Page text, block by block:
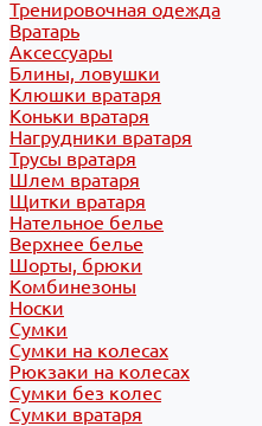
Тренировочная одежда
Вратарь
Аксессуары
Блины, ловушки
Клюшки вратаря
Коньки вратаря
Нагрудники вратаря
Трусы вратаря
Шлем вратаря
Щитки вратаря
Нательное белье
Верхнее белье
Шорты, брюки
Комбинезоны
Носки
Сумки
Сумки на колесах
Рюкзаки на колесах
Сумки без колес
Сумки вратаря